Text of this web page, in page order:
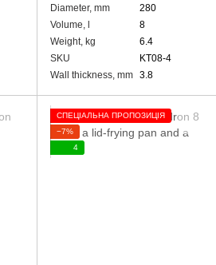
Diameter, mm
280
Volume, l
8
Weight, kg
6.4
SKU
KT08-4
Wall thickness, mm 3.8
СПЕЦІАЛЬНА ПРОПОЗИЦІЯ
−7%
4